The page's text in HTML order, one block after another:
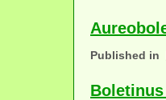
Published in